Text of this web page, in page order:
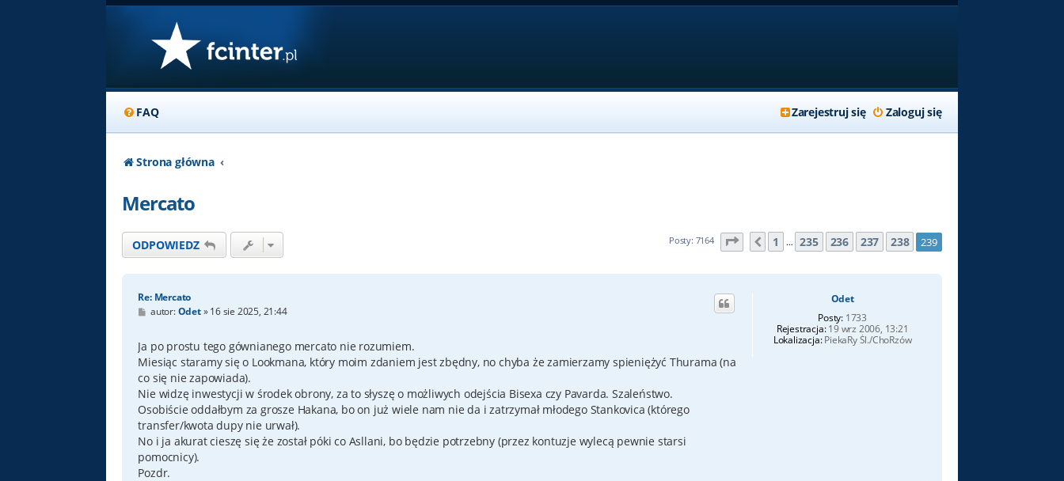
FAQ Zaloguj się
Zarejestruj się
Strona główna
Mercato
ODPOWIEDZ Posty: 7164 Strona 239 z239
Poprzednia
1 … 235 236 237 238 239
Odet
Posty: 1733
Rejestracja:19 wrz 2006, 13:21
Lokalizacja:PiekaRy Śl./ChoRzów
Re: Mercato
Pautor:Odet»16 sie 2025, 21:44
Ja po prostu tego gównianego mercato nie rozumiem.
Miesiąc staramy się o Lookmana, który moim zdaniem jest zbędny, no chyba że zamierzamy spieniężyć Thurama (na
co się nie zapowiada).
Nie widzę inwestycji w środek obrony, za to słyszę o możliwych odejścia Bisexa czy Pavarda. Szaleństwo.
Osobiście oddałbym za grosze Hakana, bo on już wiele nam nie da i zatrzymał młodego Stankovica (którego
transfer/kwota dupy nie urwał).
No i ja akurat cieszę się że został póki co Asllani, bo będzie potrzebny (przez kontuzje wylecą pewnie starsi
pomocnicy).
Pozdr.